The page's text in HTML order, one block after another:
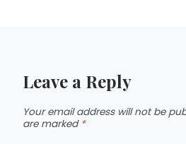
Leave a Reply
Your email address will not be
are marked *